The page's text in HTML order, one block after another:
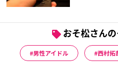
おそ松さん
男性アイドル 西村拓